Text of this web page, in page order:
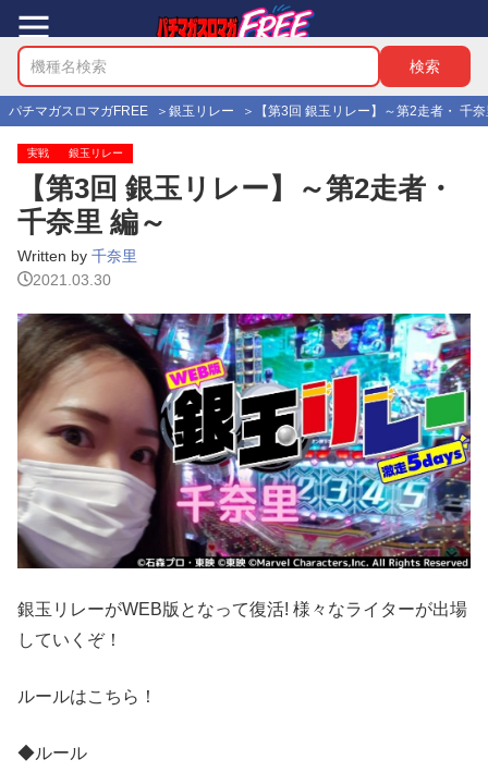
パチマガスロマガFREE 銀玉リレー 【第3回 銀玉リレー】～第2走者・ 千
実戦 銀玉リレー
【第3回 銀玉リレー】～第2走者・
千奈里 編～
Written by 千奈里
2021.03.30
銀玉リレーがWEB版となって復活! 様々なライターが出場
していくぞ！
ルールはこちら！
◆ルール